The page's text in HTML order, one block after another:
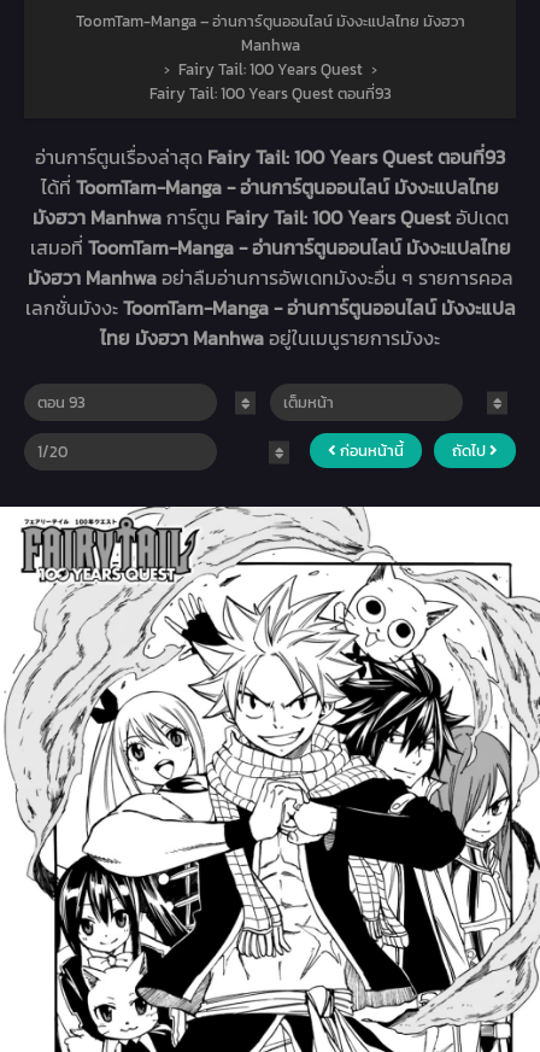
ToomTam-Manga – อ่านการ์ตูนออนไลน์ มังงะแปลไทย มังฮวา
Manhwa
› Fairy Tail: 100 Years Quest ›
Fairy Tail: 100 Years Quest ตอนที่93
อ่านการ์ตูนเรื่องล่าสุด Fairy Tail: 100 Years Quest ตอนที่93
ได้ที่ ToomTam-Manga - อ่านการ์ตูนออนไลน์ มังงะแปลไทย
มังฮวา Manhwaการ์ตูน Fairy Tail: 100 Years Questอัปเดต
เสมอที่ ToomTam-Manga - อ่านการ์ตูนออนไลน์ มังงะแปลไทย
มังฮวา Manhwaอย่าลืมอ่านการอัพเดทมังงะอื่น ๆ รายการคอล
เลกชั่นมังงะToomTam-Manga - อ่านการ์ตูนออนไลน์ มังงะแปล
ไทย มังฮวา Manhwaอยู่ในเมนูรายการมังงะ
ก่อนหน้านี้ ถัดไป